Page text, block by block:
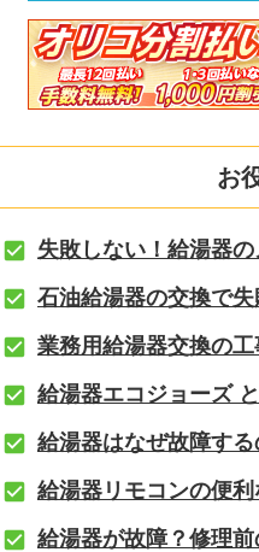
お
失敗しない！給湯器
石油給湯器の交換で
業務用給湯器交換の工
給湯器エコジョーズ
給湯器はなぜ故障す
給湯器リモコンの便
給湯器が故障？修理